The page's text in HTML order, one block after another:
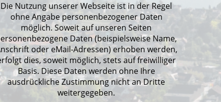
Die Nutzung unserer Webseite ist in der Regel
ohne Angabe personenbezogener Daten
möglich. Soweit auf unseren Seiten
Daten (beispielsweise Name,
oder eMail-Adressen) erhoben werden,
dies, soweit möglich, stets auf freiwilliger
Basis. Diese Daten werden ohne Ihre
ausdrückliche Zustimmung nicht an Dritte
weitergegeben.